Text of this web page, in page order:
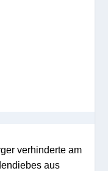
verhinderte am
aus